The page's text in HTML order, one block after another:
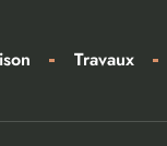
Travaux